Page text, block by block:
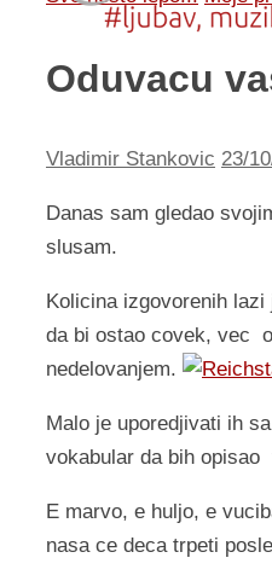
Oduvacu
Vladimir Stankovic 23/
Danas sam gledao
slusam.
Kolicina izgovorenih
da bi ostao covek, vec
nedelovanjem.
Malo je uporedjivati ih
vokabular da bih opisao
E marvo, e huljo, e
nasa ce deca trpeti